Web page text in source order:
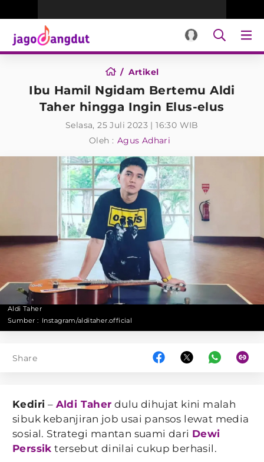
Artikel
Ibu Hamil Ngidam Bertemu Aldi
Taher hingga Ingin Elus-elus
Selasa, 25 Juli 2023 | 16:30 WIB
Oleh : Agus Adhari
Aldi Taher
Sumber : Instagram/alditaher.official
Share
Kediri – Aldi Taher dulu dihujat kini malah
sibuk kebanjiran job usai pansos lewat media
sosial. Strategi mantan suami dari Dewi
Perssik tersebut dinilai cukup berhasil.